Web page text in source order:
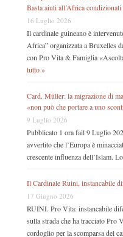
Basta aiuti all’Africa
16 Luglio 2026
Il cardinale guineano è
Africa” organizzata a Bruxelles
con Pro Vita & Famiglia
tutto »
Card. Müller: la migrazione di
«non può che portare a uno
9 Luglio 2026
Pubblicato 1 ora fail 9 Luglio
avvertito che l’Europa è
crescente influenza dell’Islam.
Il Cardinale Ruini, instancabile
17 Giugno 2026
RUINI. Pro Vita: instancabile
sulla strada che ha tracciato
cordoglio per la scomparsa del